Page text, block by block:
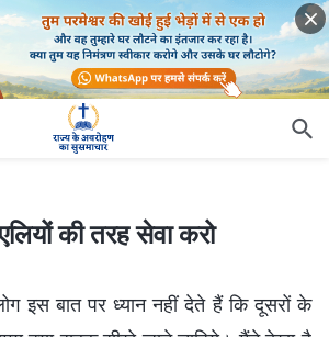
की तरह सेवा करो
इस बात पर ध्यान नहीं देते हैं कि दूसरों के